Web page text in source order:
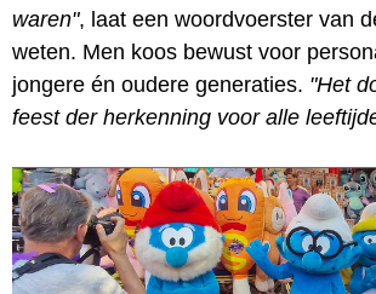
waren", laat een woordvoerster van
weten. Men koos bewust voor
jongere én oudere generaties. "Het
feest der herkenning voor alle